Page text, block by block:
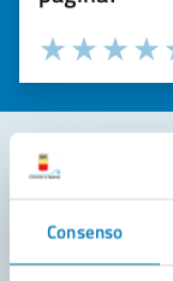
Consenso
Valuta la
Seleziona il
Valuta
Valuta 2
Valuta 1 stelle
Leggi le